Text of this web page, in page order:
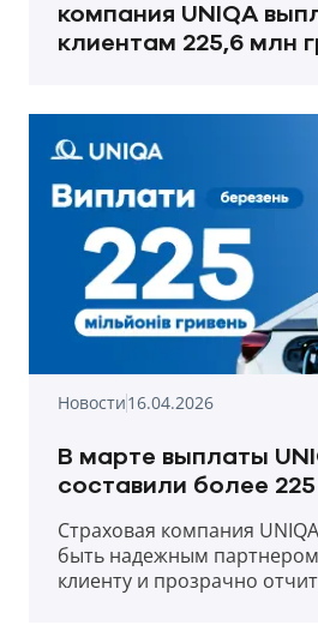
компания UNIQA
клиентам 225,6 млн
Новости16.04.2026
В марте выплаты
составили более
Страховая компания
быть надежным
клиенту и прозрачно